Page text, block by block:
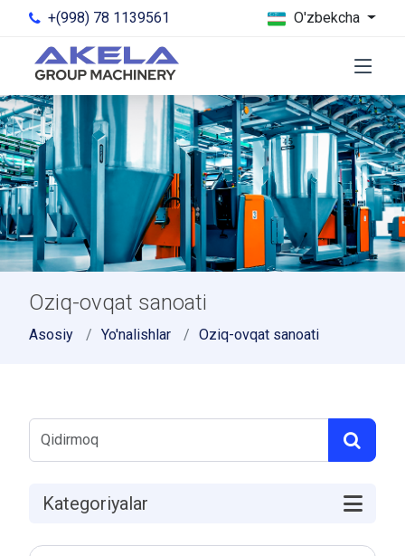
+(998) 78 1139561 O'zbekcha
Oziq-ovqat sanoati
Asosiy Yo'nalishlar Oziq-ovqat sanoati
Kategoriyalar